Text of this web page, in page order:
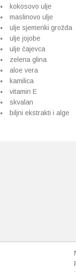
kokosovo ulje
maslinovo ulje
ulje sjemenki grožđa
ulje jojobe
ulje čajevca
zelena glina
aloe vera
kamilica
vitamin E
skvalan
biljni ekstrakti i alge